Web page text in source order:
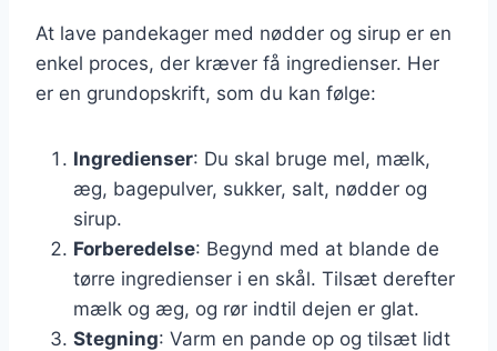
At lave pandekager med nødder og sirup er en
enkel proces, der kræver få ingredienser. Her
er en grundopskrift, som du kan følge:
Ingredienser: Du skal bruge mel, mælk,
æg, bagepulver, sukker, salt, nødder og
sirup.
Forberedelse: Begynd med at blande de
tørre ingredienser i en skål. Tilsæt derefter
mælk og æg, og rør indtil dejen er glat.
Stegning: Varm en pande op og tilsæt lidt